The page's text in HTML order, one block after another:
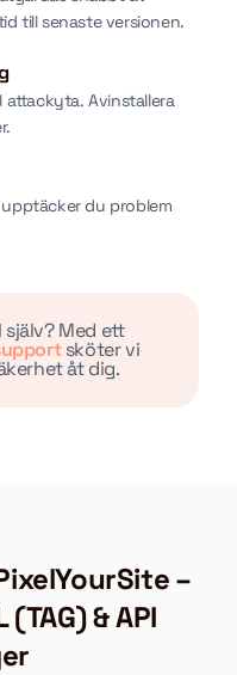
till senaste versionen.
attackyta. Avinstallera
du problem
själv? Med ett
sköter vi
åt dig.
–
& API